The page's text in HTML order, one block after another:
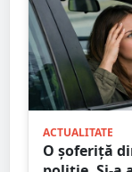
ACTUALITATE
O șoferiță